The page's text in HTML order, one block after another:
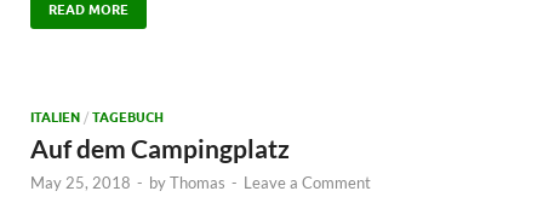
READ MORE
ITALIEN / TAGEBUCH
Auf dem Campingplatz
May 25, 2018 - byThomas - Leave a Comment